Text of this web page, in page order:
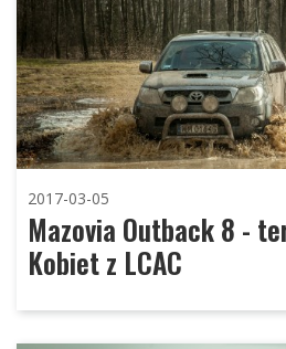
2017-03-05
Mazovia Outback 8 -
Kobiet z LCAC